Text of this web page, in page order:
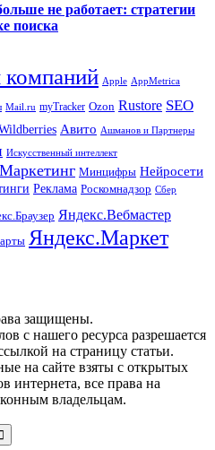
не работает: стратегии
поиска
компаний Apple AppMetrica
Mail.ru myTracker Ozon Rustore SEO
Авито Ашманов и Партнеры
Искусственный интеллект
Маркетинг Минцифры Нейросети
Реклама Роскомнадзор Сбер
Яндекс.Вебмастер
Яндекс.Маркет
защищены.
с нашего ресурса разрешается
на страницу статьи.
на сайте взяты с открытых
интернета, все права на
владельцам.